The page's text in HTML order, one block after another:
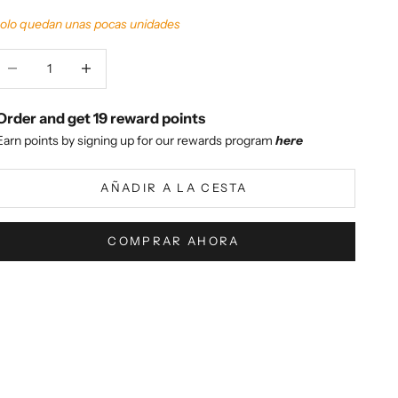
quedan unas pocas unidades
and get19 reward points
points by signing up for our rewards programhere
AÑADIR A LA CESTA
COMPRAR AHORA